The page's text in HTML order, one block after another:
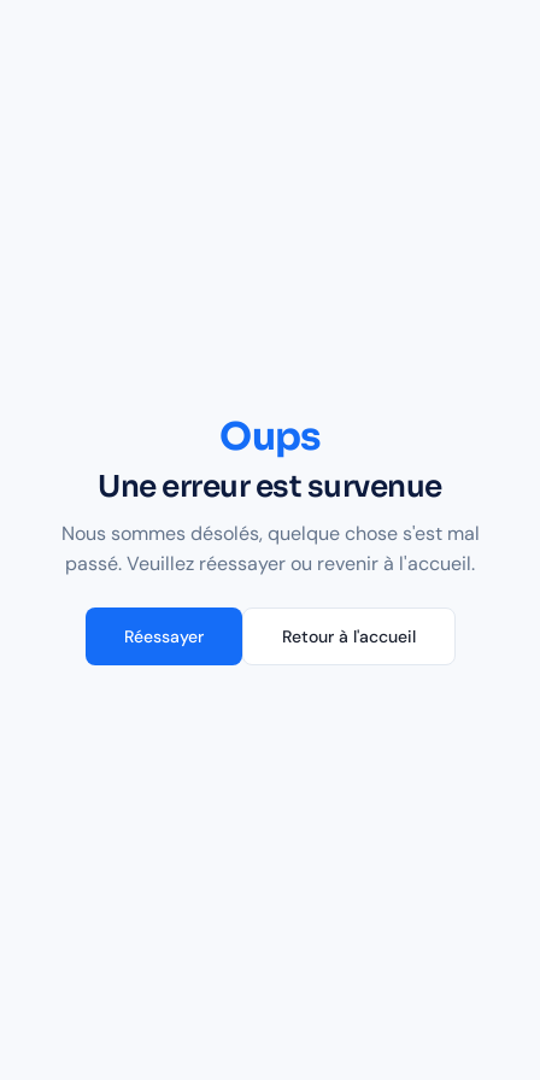
Oups
Une erreur est survenue
Nous sommes désolés, quelque chose s'est mal
passé. Veuillez réessayer ou revenir à l'accueil.
Réessayer Retour à l'accueil